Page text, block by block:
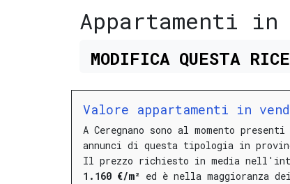
Appartamenti in
MODIFICA QUESTA
Valore appartamenti in
A Ceregnano sono al momento
annunci di questa tipologia in
Il prezzo richiesto in media
1.160 €/m² ed è nella maggioranza